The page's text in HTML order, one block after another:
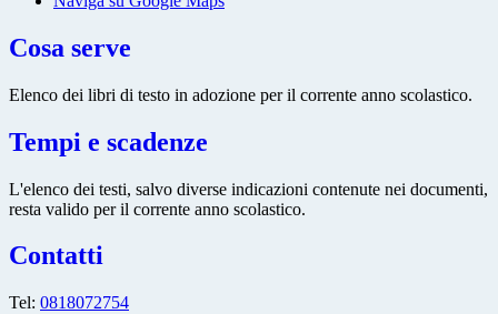
Cosa serve
Elenco dei libri di testo in adozione per il corrente anno scolastico.
Tempi e scadenze
L'elenco dei testi, salvo diverse indicazioni contenute nei documenti,
resta valido per il corrente anno scolastico.
Contatti
Tel: 0818072754